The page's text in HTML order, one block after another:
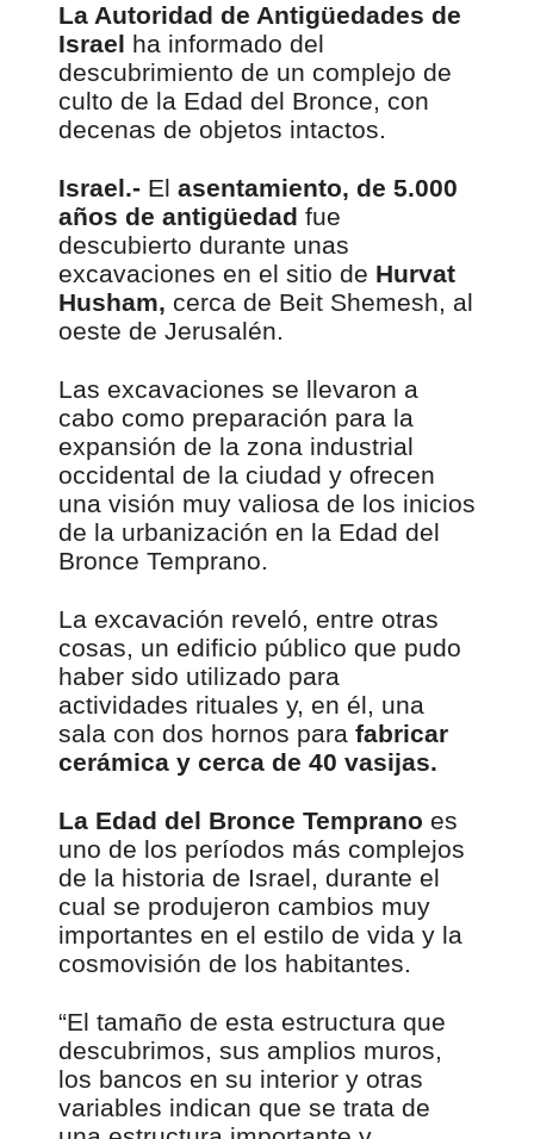
La Autoridad de Antigüedades de
Israel ha informado del
descubrimiento de un complejo de
culto de la Edad del Bronce, con
decenas de objetos intactos.
Israel.- El asentamiento, de 5.000
años de antigüedad fue
descubierto durante unas
excavaciones en el sitio de Hurvat
Husham, cerca de Beit Shemesh, al
oeste de Jerusalén.
Las excavaciones se llevaron a
cabo como preparación para la
expansión de la zona industrial
occidental de la ciudad y ofrecen
una visión muy valiosa de los inicios
de la urbanización en la Edad del
Bronce Temprano.
La excavación reveló, entre otras
cosas, un edificio público que pudo
haber sido utilizado para
actividades rituales y, en él, una
sala con dos hornos para fabricar
cerámica y cerca de 40 vasijas.
La Edad del Bronce Temprano es
uno de los períodos más complejos
de la historia de Israel, durante el
cual se produjeron cambios muy
importantes en el estilo de vida y la
cosmovisión de los habitantes.
“El tamaño de esta estructura que
descubrimos, sus amplios muros,
los bancos en su interior y otras
variables indican que se trata de